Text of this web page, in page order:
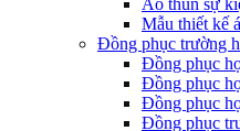
Áo thun sự
Mẫu thiết kế
Đồng phục trường
Đồng phục
Đồng phục
Đồng phục
Đồng phục